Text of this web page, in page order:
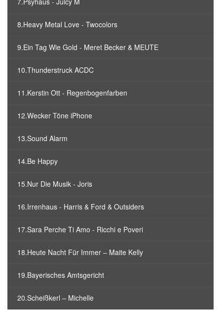
8.Heavy Metal Love - Twocolors
9.Ein Tag Wie Gold - Meret Becker & MEUTE
10.Thunderstruck ACDC
11.Kerstin Ott - Regenbogenfarben
12.Wecker Töne iPhone
13.Sound Alarm
14.Be Happy
15.Nur Die Musik - Joris
16.Irrenhaus - Harris & Ford & Outsiders
17.Sara Perche Ti Amo - Ricchi e Poveri
18.Heute Nacht Für Immer – Maite Kelly
19.Bayerisches Amtsgericht
20.Scheißkerl – Michelle